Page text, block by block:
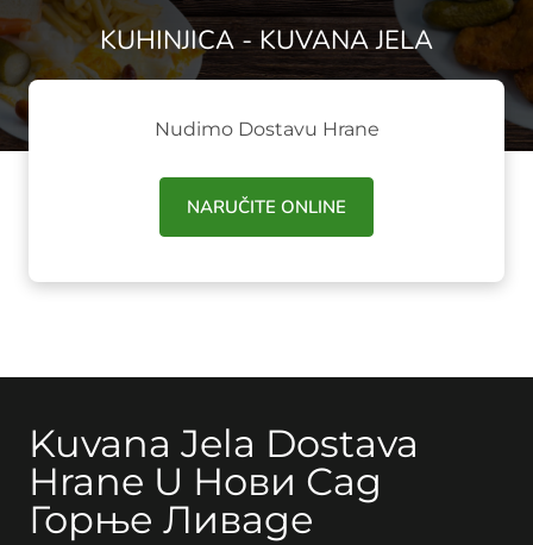
KUHINJICA - KUVANA JELA
Nudimo Dostavu Hrane
NARUČITE ONLINE
Kuvana Jela Dostava
Hrane U Нови Сад
Горње Ливаде